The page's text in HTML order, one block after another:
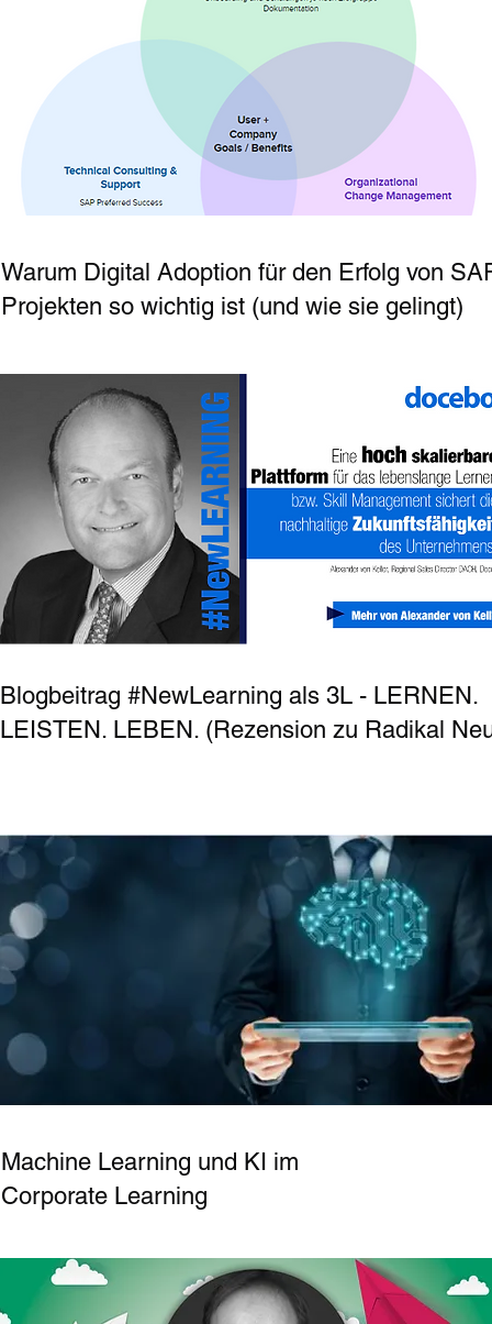
Warum Digital Adoption für den Erfolg von
Projekten so wichtig ist (und wie sie gelingt)
Blogbeitrag #NewLearning als 3L - LERNEN.
LEISTEN. LEBEN. (Rezension zu Radikal
Machine Learning und KI im
Corporate Learning